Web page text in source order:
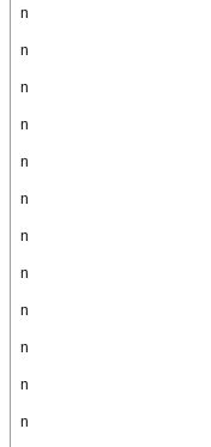
n
n
n
n
n
n
n
n
n
n
n
n